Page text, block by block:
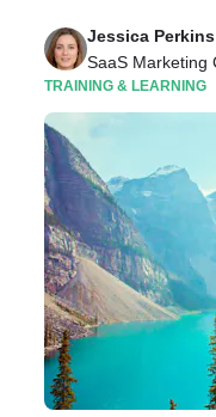
Jessica Perkins
SaaS Marketing
TRAINING & LEARNING